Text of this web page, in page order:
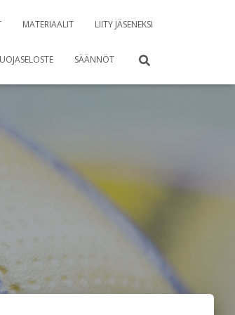
MATERIAALIT LIITY JÄSENEKSI
SÄÄNNÖT